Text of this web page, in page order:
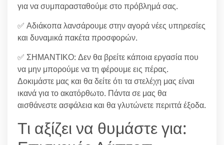
για να συμπαρασταθούμε στο πρόβλημά σας.
✅ Αδιάκοπα λανσάρουμε στην αγορά νέες υπηρεσίες
και δυναμικά πακέτα προσφορών.
✅ ΣΗΜΑΝΤΙΚΟ: Δεν θα βρείτε κάποια εργασία που
να μην μπορούμε να τη φέρουμε εις πέρας.
Δοκιμάστε μας και θα δείτε ότι τα στελέχη μας είναι
ικανά για το ακατόρθωτο. Πάντα σε μας θα
αισθάνεστε ασφάλεια και θα γλυτώνετε περιττά έξοδα.
Τι αξίζει να θυμάστε για: